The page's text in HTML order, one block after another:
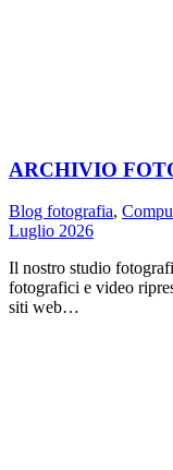
ARCHIVIO
Blog fotografia,
Luglio 2026
Il nostro studio
fotografici e video
siti web…